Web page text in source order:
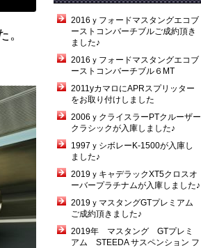
2016ｙフォードマスタングエコブ
ーストコンバーチブルご成約頂き
ました♪
2016ｙフォードマスタングエコブ
ーストコンバーチブル６MT
2011yカマロにAPRスプリッター
をお取り付けしました
2006ｙクライスラーPTクルーザー
クラシックが入庫しました♪
1997ｙシボレーK-1500が入庫し
ました♪
2019ｙキャデラックXT5クロスオ
ーバープラチナムが入庫しました♪
2019ｙマスタングGTプレミアム
ご成約頂きました♪
2019年 マスタング GTプレミ
アム STEEDA サスペンション フ